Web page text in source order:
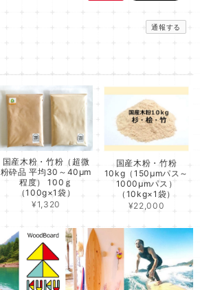
通報する
国産木粉・竹粉（超微
粉砕品 平均30～40μm
程度） 100ｇ
（100g×1袋）
¥1,320
国産木粉・竹粉
10kg（150μmパス～
1000μmパス）
（10kg×1袋）
¥22,000